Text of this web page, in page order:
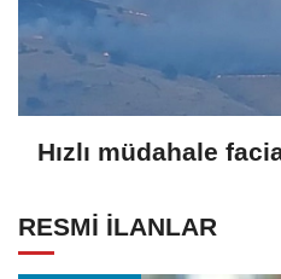
Hızlı müdahale
RESMİ İLANLAR